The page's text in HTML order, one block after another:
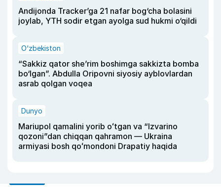
Andijonda Tracker’ga 21 nafar bog‘cha bolasini
joylab, YTH sodir etgan ayolga sud hukmi o‘qildi
O‘zbekiston
“Sakkiz qator she’rim boshimga sakkizta bomba
bo‘lgan”. Abdulla Oripovni siyosiy ayblovlardan
asrab qolgan voqea
Dunyo
Mariupol qamalini yorib oʻtgan va “Izvarino
qozoni”dan chiqqan qahramon — Ukraina
armiyasi bosh qoʻmondoni Drapatiy haqida